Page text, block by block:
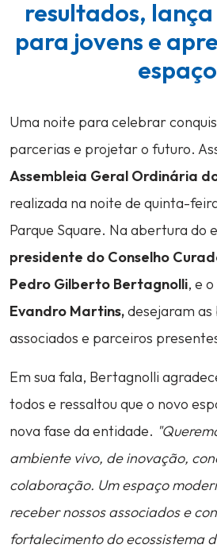
resultados,
para jovens e
espaço
Uma noite para celebrar
parcerias e projetar o futuro.
Assembleia Geral Ordinária
realizada na noite de quinta-
Parque Square. Na abertura do
presidente do Conselho
Pedro Gilberto Bertagnolli, e o
Evandro Martins,desejaram as
associados e parceiros
Em sua fala, Bertagnolli
todos e ressaltou que o novo
nova fase da entidade.
ambiente vivo, de inovação,
colaboração. Um espaço
receber nossos associados e
fortalecimento do ecossistema